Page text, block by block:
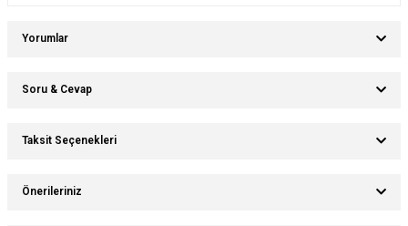
Yorumlar
Soru & Cevap
Taksit Seçenekleri
Önerileriniz